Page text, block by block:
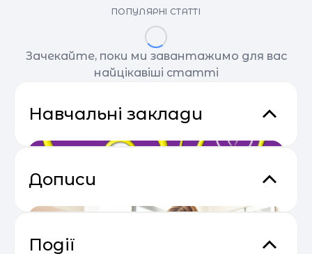
ПОПУЛЯРНІ СТАТТІ
Зачекайте, поки ми завантажимо для вас
найцікавіші статті
Навчальні заклади
Дописи
Події